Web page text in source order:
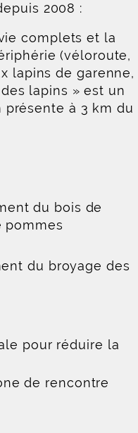
2008 :
complets et la
(véloroute,
lapins de garenne,
lapins » est un
à 3 km du
du bois de
pommes
du broyage des
pour réduire la
de rencontre